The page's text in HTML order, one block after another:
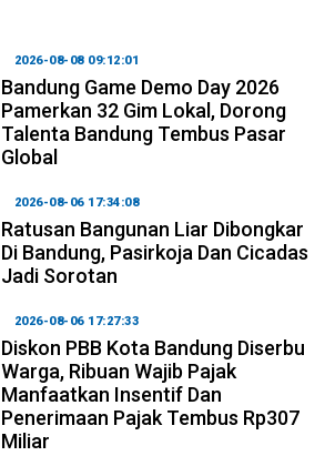
2026-08-08 09:12:01
Bandung Game Demo Day 2026
Pamerkan 32 Gim Lokal, Dorong
Talenta Bandung Tembus Pasar
Global
2026-08-06 17:34:08
Ratusan Bangunan Liar Dibongkar
Di Bandung, Pasirkoja Dan Cicadas
Jadi Sorotan
2026-08-06 17:27:33
Diskon PBB Kota Bandung Diserbu
Warga, Ribuan Wajib Pajak
Manfaatkan Insentif Dan
Penerimaan Pajak Tembus Rp307
Miliar